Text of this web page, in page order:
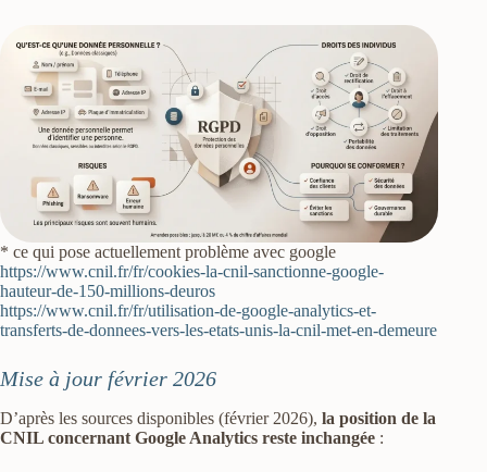
* ce qui pose actuellement problème avec google
https://www.cnil.fr/fr/cookies-la-cnil-sanctionne-google-
hauteur-de-150-millions-deuros
https://www.cnil.fr/fr/utilisation-de-google-analytics-et-
transferts-de-donnees-vers-les-etats-unis-la-cnil-met-en-demeure
Mise à jour février 2026
D’après les sources disponibles (février 2026), la position de la
CNIL concernant Google Analytics reste inchangée :